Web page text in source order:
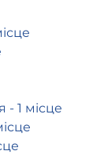
- 1 місце